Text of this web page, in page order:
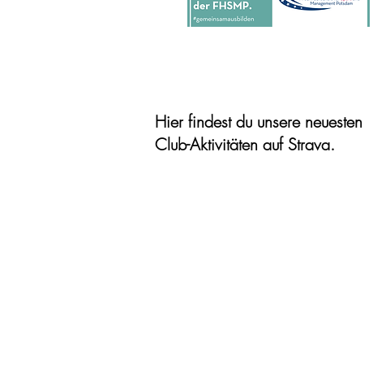
Hier findest du unsere neuesten
Club-Aktivitäten auf Strava.